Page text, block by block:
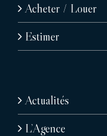
Acheter / Louer
Estimer
Actualités
L’Agence